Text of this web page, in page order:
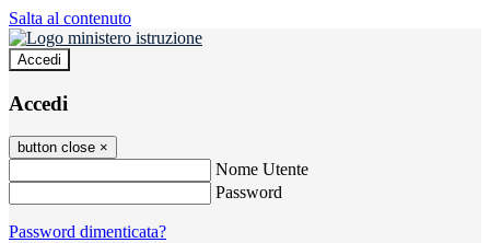
Salta al contenuto
Accedi
Accedi
button close ×
Nome Utente
Password
Password dimenticata?